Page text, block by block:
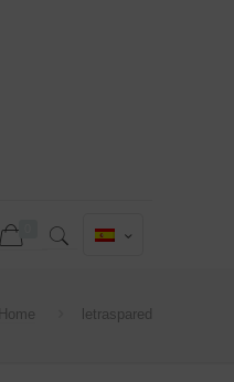
Home letraspared